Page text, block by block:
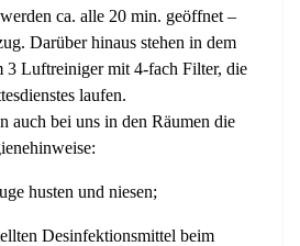
ca. alle 20 min. geöffnet –
Darüber hinaus stehen in dem
3 Luftreiniger mit 4-fach Filter, die
laufen.
auch bei uns in den Räumen die
husten und niesen;
Desinfektionsmittel beim